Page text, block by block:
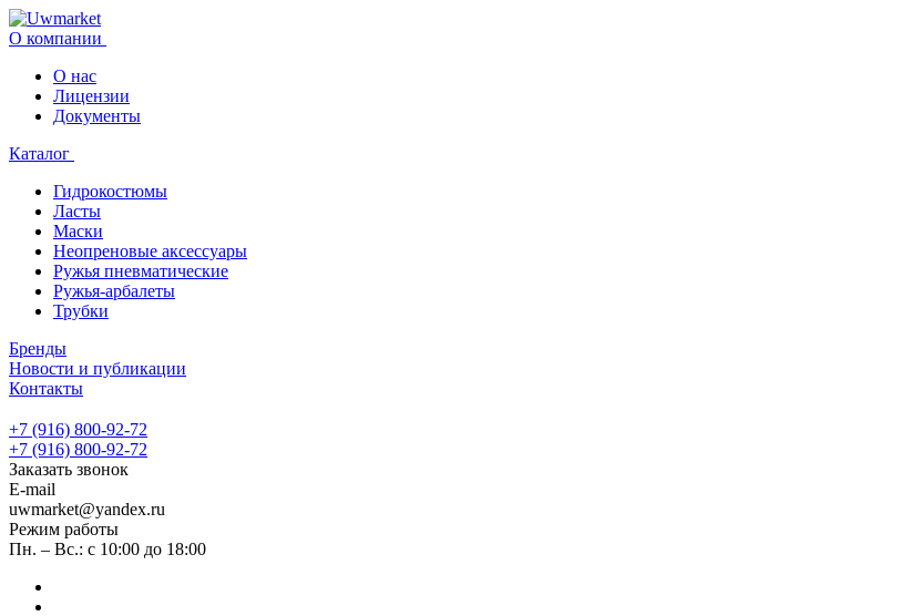
О компании
О нас
Лицензии
Документы
Каталог
Гидрокостюмы
Ласты
Маски
Неопреновые аксессуары
Ружья пневматические
Ружья-арбалеты
Трубки
Бренды
Новости и публикации
Контакты
+7 (916) 800-92-72
+7 (916) 800-92-72
Заказать звонок
E-mail
uwmarket@yandex.ru
Режим работы
Пн. – Вс.: с 10:00 до 18:00